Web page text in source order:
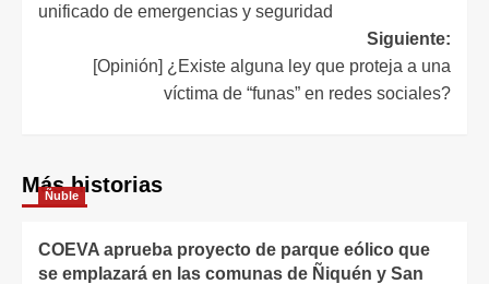
unificado de emergencias y seguridad
Siguiente:
[Opinión] ¿Existe alguna ley que proteja a una
víctima de “funas” en redes sociales?
Más historias
Ñuble
COEVA aprueba proyecto de parque eólico que
se emplazará en las comunas de Ñiquén y San